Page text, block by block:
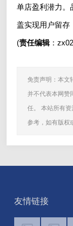
单店盈利潜力。
盖实现用户留存
(责任编辑：
免责声明：本文
并不代表本网赞
任。 本站所有
参考，如有版权
友情链接